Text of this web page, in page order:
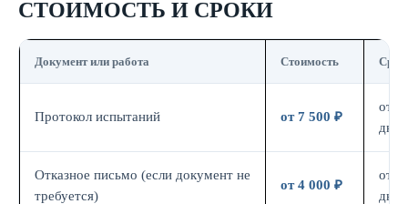
СТОИМОСТЬ И СРОКИ
Документ или работа Стоимость Срок
Протокол испытаний от 7 500 ₽
от 7
дн.
Отказное письмо (если документ не
требуется)
от 4 000 ₽
от 3
дн.